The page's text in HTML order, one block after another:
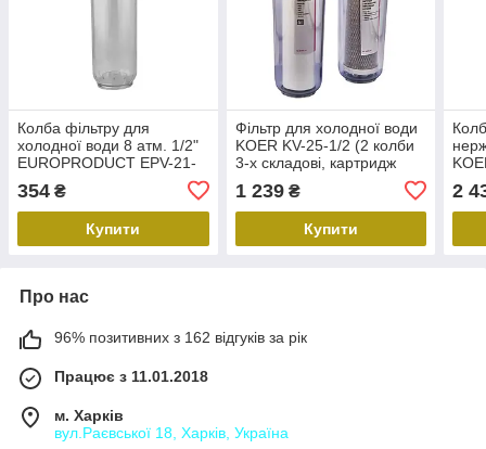
Колба фільтру для
холодної води 8 атм. 1/2"
EUROPRODUCT EPV-21-
354 ₴
Купити
Фільтр для холодної води
KOER KV-25-1/2 (2 колби
3-х складові, картридж
PPR+спресоване вугілля)
8 атмосфер 1/2" (KR5020)
1 239₴
Купити
2
Про нас
96% позитивних з 162 відгуків за рік
Працює з 11.01.2018
м. Харків
вул.Раєвської 18, Харків, Україна